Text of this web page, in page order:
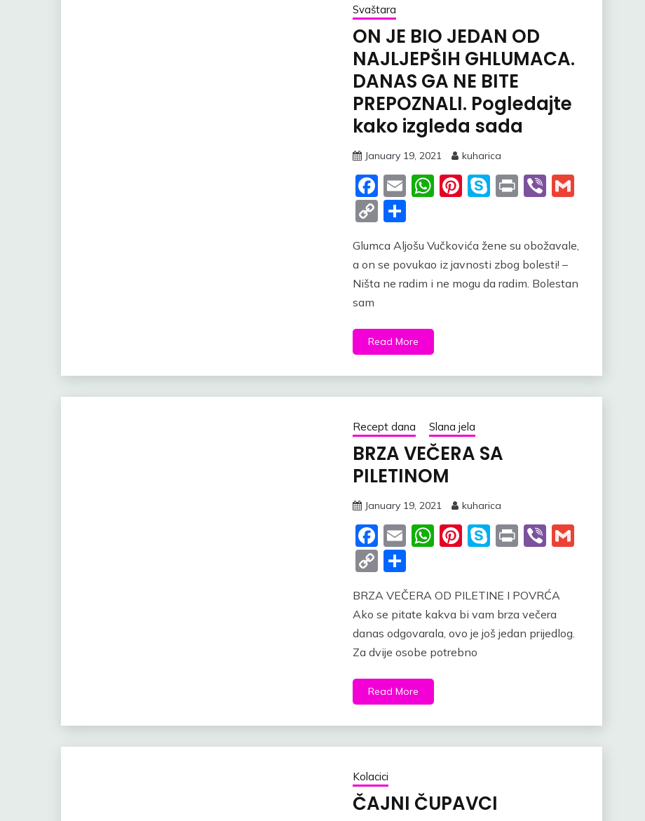
Svaštara
ON JE BIO JEDAN OD
NAJLJEPŠIH GHLUMACA.
DANAS GA NE BITE
PREPOZNALI. Pogledajte
kako izgleda sada
January 19, 2021 kuharica
Facebook
EmailWhatsApp
Pinterest
Skype
PrintViberGmail
Copy
Link
Share
Glumca Aljošu Vučkovića žene su obožavale,
a on se povukao iz javnosti zbog bolesti! –
Ništa ne radim i ne mogu da radim. Bolestan
sam
Read More
Recept dana Slana jela
BRZA VEČERA SA
PILETINOM
January 19, 2021 kuharica
Facebook
EmailWhatsApp
Pinterest
Skype
PrintViberGmail
Copy
Link
Share
BRZA VEČERA OD PILETINE I POVRĆA
Ako se pitate kakva bi vam brza večera
danas odgovarala, ovo je još jedan prijedlog.
Za dvije osobe potrebno
Read More
Kolacici
ČAJNI ČUPAVCI